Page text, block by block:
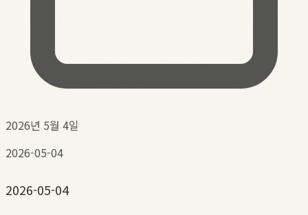
2026년 5월 4일
2026-05-04
2026-05-04